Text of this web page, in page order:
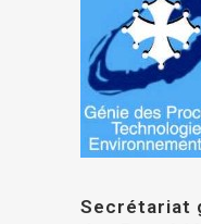
Secrétariat